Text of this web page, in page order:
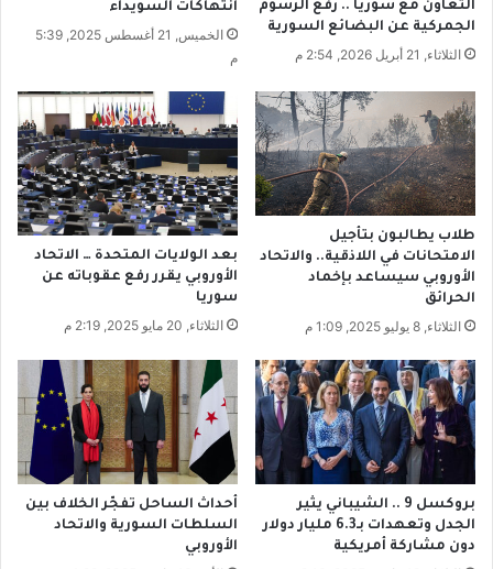
ا
ه
ا
ب
ع
د
و
ف
ا
ة
و
ا
ل
ه
ا
و
ر
م
ش
ر
ف
ة
أ
م
ا
م
ل
ب
ا
ن
التعاون مع سوريا .. رفع الرسوم
الجمركية عن البضائع السورية
الثلاثاء, 21 أبريل 2026, 2:54 م
انتهاكات السويداء
الخميس, 21 أغسطس 2025, 5:39
م
طلاب يطالبون بتأجيل
الامتحانات في اللاذقية.. والاتحاد
الأوروبي سيساعد بإخماد
الحرائق
الثلاثاء, 8 يوليو 2025, 1:09 م
بعد الولايات المتحدة … الاتحاد
الأوروبي يقرر رفع عقوباته عن
سوريا
الثلاثاء, 20 مايو 2025, 2:19 م
بروكسل 9 .. الشيباني يثير
الجدل وتعهدات بـ6.3 مليار دولار
دون مشاركة أمريكية
أحداث الساحل تفجّر الخلاف بين
السلطات السورية والاتحاد
الأوروبي